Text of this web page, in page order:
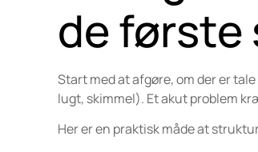
de første
Start med at afgøre, om der er
lugt, skimmel). Et akut problem
Her er en praktisk måde at